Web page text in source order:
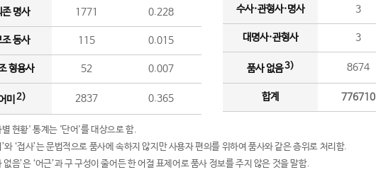
존 명사 1771 0.228
조 동사 115 0.015
형용사 52 0.007
미 2) 2837 0.365
수사·관형사·명사 3
대명사·관형사 3
품사 없음3) 8674
합계 776710
현황' 통계는 '단어'를 대상으로 함.
와 ‘접사’는 문법적으로 품사에 속하지 않지만 사용자 편의를 위하여 품사와 같은 층위로 처리함.
없음’은 ‘어근’과 구 구성이 줄어든 한 어절 표제어로 품사 정보를 주지 않은 것을 말함.